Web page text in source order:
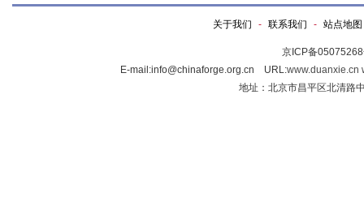
关于我们 - 联系我们 - 站点地图
京ICP备
E-mail:info@chinaforge.org.cn URL:www.duanxie.cn
地址：北京市昌平区北清路